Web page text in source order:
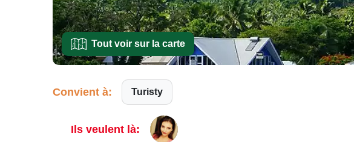
Tout voir sur la carte
Convient à: Turisty
Ils veulent là: